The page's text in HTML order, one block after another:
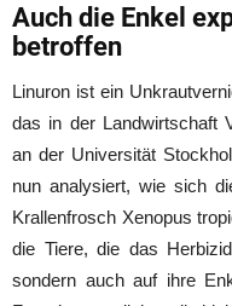
Auch die Enkel
betroffen
Linuron ist ein
das in der Landwirtschaft
an der Universität
nun analysiert, wie sich
Krallenfrosch Xenopus
die Tiere, die das
sondern auch auf ihre